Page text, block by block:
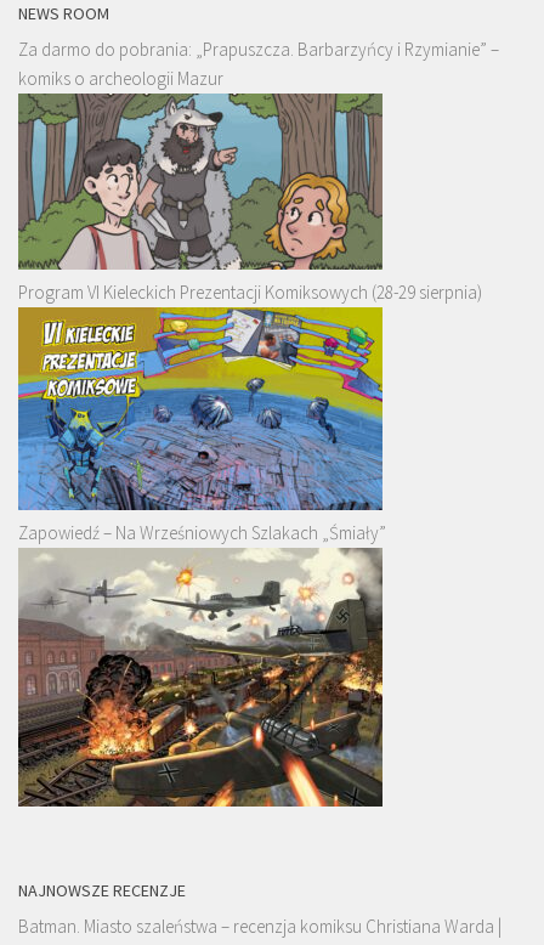
NEWS ROOM
Za darmo do pobrania: „Prapuszcza. Barbarzyńcy i Rzymianie” –
komiks o archeologii Mazur
Program VI Kieleckich Prezentacji Komiksowych (28-29 sierpnia)
Zapowiedź – Na Wrześniowych Szlakach „Śmiały”
NAJNOWSZE RECENZJE
Batman. Miasto szaleństwa – recenzja komiksu Christiana Warda |